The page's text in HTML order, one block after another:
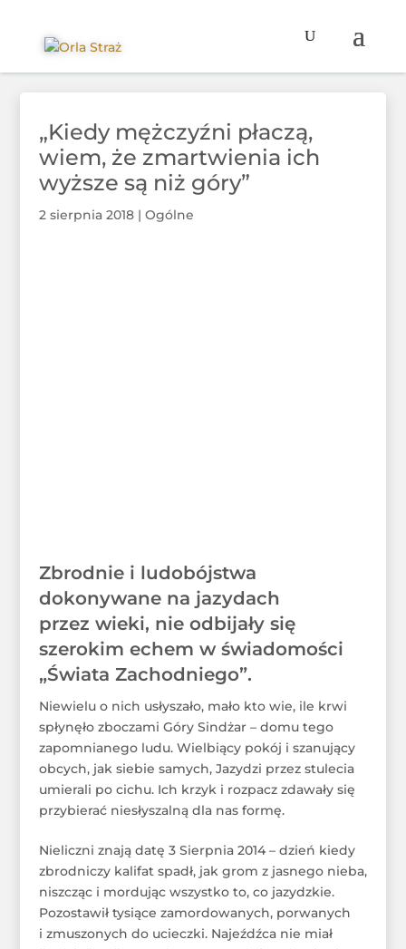
„Kiedy mężczyźni płaczą,
wiem, że zmartwienia ich
wyższe są niż góry”
2 sierpnia 2018| Ogólne
Zbrodnie i ludobójstwa
dokonywane na jazydach
przez wieki, nie odbijały się
szerokim echem w świadomości
„Świata Zachodniego”.
Niewielu o nich usłyszało, mało kto wie, ile krwi
spłynęło zboczami Góry Sindżar – domu tego
zapomnianego ludu. Wielbiący pokój i szanujący
obcych, jak siebie samych, Jazydzi przez stulecia
umierali po cichu. Ich krzyk i rozpacz zdawały się
przybierać niesłyszalną dla nas formę.
Nieliczni znają datę 3 Sierpnia 2014 – dzień kiedy
zbrodniczy kalifat spadł, jak grom z jasnego nieba,
niszcząc i mordując wszystko to, co jazydzkie.
Pozostawił tysiące zamordowanych, porwanych
i zmuszonych do ucieczki. Najeźdźca nie miał